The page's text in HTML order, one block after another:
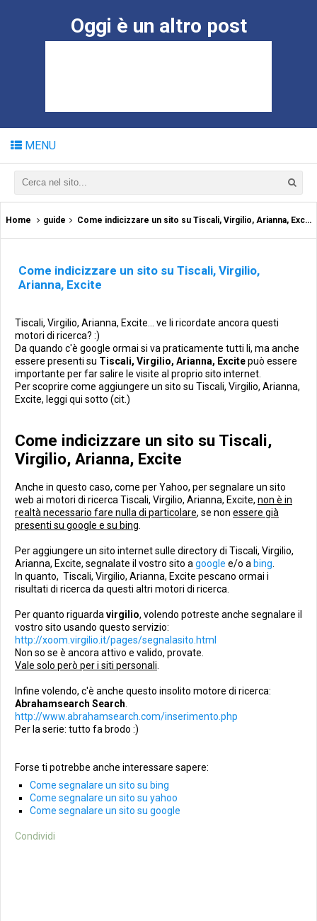
Oggi è un altro post
MENU
Home guide Come indicizzare un sito su Tiscali, Virgilio, Arianna, Excite
Come indicizzare un sito su Tiscali, Virgilio,
Arianna, Excite
Tiscali, Virgilio, Arianna, Excite... ve li ricordate ancora questi
motori di ricerca? :)
Da quando c'è google ormai si va praticamente tutti li, ma anche
essere presenti su Tiscali, Virgilio, Arianna, Excitepuò essere
importante per far salire le visite al proprio sito internet.
Per scoprire come aggiungere un sito su Tiscali, Virgilio, Arianna,
Excite, leggi qui sotto (cit.)
Come indicizzare un sito su Tiscali,
Virgilio, Arianna, Excite
Anche in questo caso, come per Yahoo, per segnalare un sito
web ai motori di ricerca Tiscali, Virgilio, Arianna, Excite, non è in
realtà necessario fare nulla di particolare, se non essere già
presenti su google e su bing
Per aggiungere un sito internet sulle directory di Tiscali, Virgilio,
Arianna, Excite, segnalate il vostro sito a google e/o a bing
In quanto, Tiscali, Virgilio, Arianna, Excite pescano ormai i
risultati di ricerca da questi altri motori di ricerca.
Per quanto riguarda virgilio, volendo potreste anche segnalare il
vostro sito usando questo servizio:
http://xoom.virgilio.it/pages/segnalasito.html
Non so se è ancora attivo e valido, provate.
Vale solo però per i siti personali
Infine volendo, c'è anche questo insolito motore di ricerca:
Abrahamsearch Search
http://www.abrahamsearch.com/inserimento.php
Per la serie: tutto fa brodo :)
Forse ti potrebbe anche interessare sapere:
Come segnalare un sito su bing
Come segnalare un sito su yahoo
Come segnalare un sito su google
Condividi